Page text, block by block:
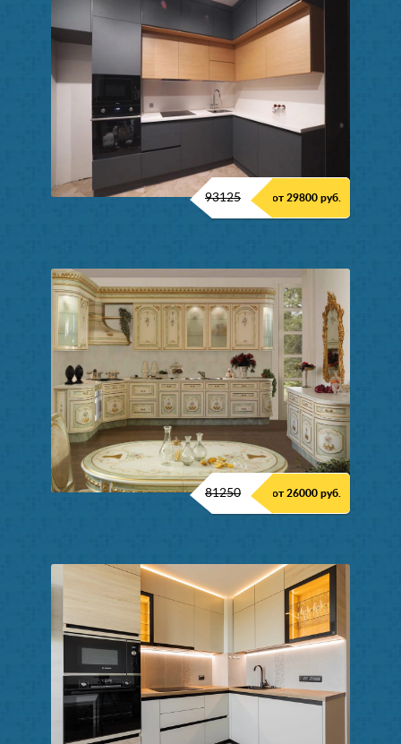
93125 от 29800 руб.
81250 от 26000 руб.